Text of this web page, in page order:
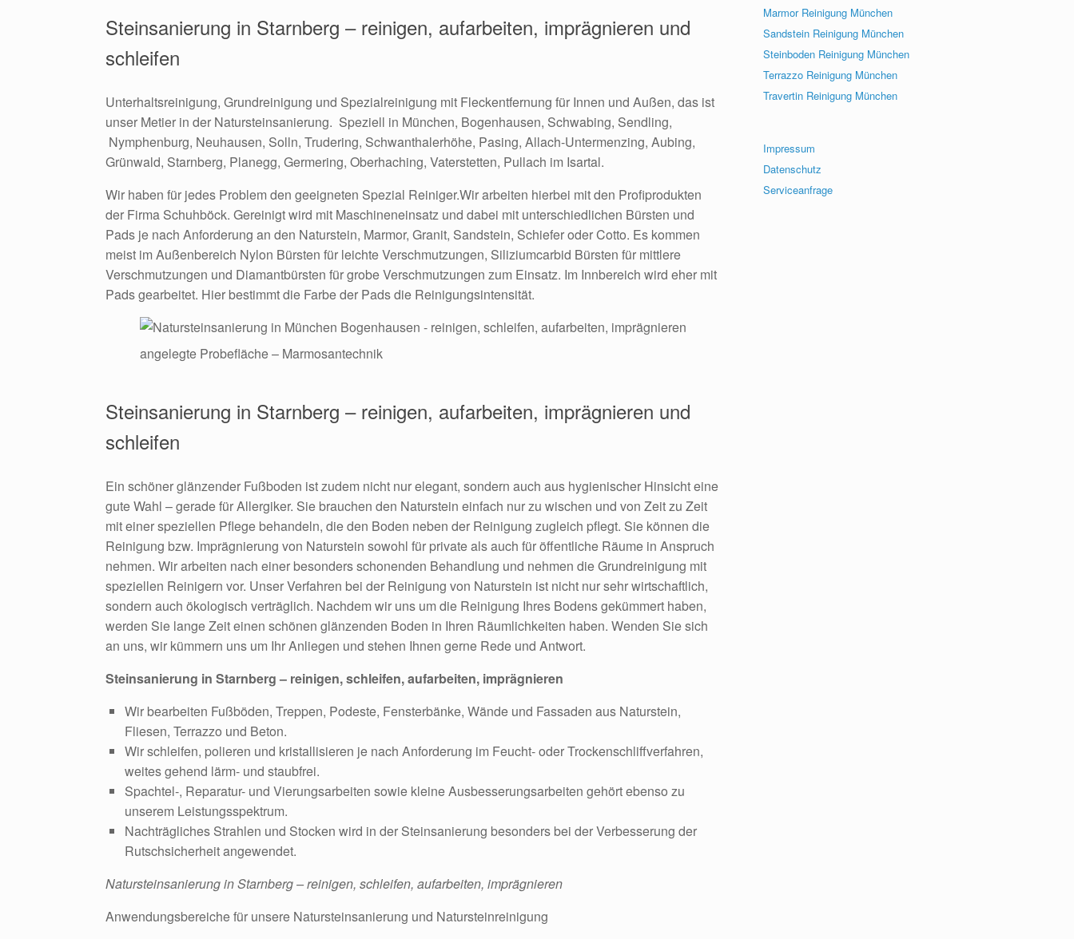
Steinsanierung in Starnberg – reinigen, aufarbeiten, imprägnieren und
schleifen
Unterhaltsreinigung, Grundreinigung und Spezialreinigung mit Fleckentfernung für Innen und Außen, das ist
unser Metier in der Natursteinsanierung. Speziell in München, Bogenhausen, Schwabing, Sendling,
Nymphenburg, Neuhausen, Solln, Trudering, Schwanthalerhöhe, Pasing, Allach-Untermenzing, Aubing,
Grünwald, Starnberg, Planegg, Germering, Oberhaching, Vaterstetten, Pullach im Isartal.
Wir haben für jedes Problem den geeigneten Spezial Reiniger.Wir arbeiten hierbei mit den Profiprodukten
der Firma Schuhböck. Gereinigt wird mit Maschineneinsatz und dabei mit unterschiedlichen Bürsten und
Pads je nach Anforderung an den Naturstein, Marmor, Granit, Sandstein, Schiefer oder Cotto. Es kommen
meist im Außenbereich Nylon Bürsten für leichte Verschmutzungen, Siliziumcarbid Bürsten für mittlere
Verschmutzungen und Diamantbürsten für grobe Verschmutzungen zum Einsatz. Im Innbereich wird eher mit
Pads gearbeitet. Hier bestimmt die Farbe der Pads die Reinigungsintensität.
angelegte Probefläche – Marmosantechnik
Steinsanierung in Starnberg – reinigen, aufarbeiten, imprägnieren und
schleifen
Ein schöner glänzender Fußboden ist zudem nicht nur elegant, sondern auch aus hygienischer Hinsicht eine
gute Wahl – gerade für Allergiker. Sie brauchen den Naturstein einfach nur zu wischen und von Zeit zu Zeit
mit einer speziellen Pflege behandeln, die den Boden neben der Reinigung zugleich pflegt. Sie können die
Reinigung bzw. Imprägnierung von Naturstein sowohl für private als auch für öffentliche Räume in Anspruch
nehmen. Wir arbeiten nach einer besonders schonenden Behandlung und nehmen die Grundreinigung mit
speziellen Reinigern vor. Unser Verfahren bei der Reinigung von Naturstein ist nicht nur sehr wirtschaftlich,
sondern auch ökologisch verträglich. Nachdem wir uns um die Reinigung Ihres Bodens gekümmert haben,
werden Sie lange Zeit einen schönen glänzenden Boden in Ihren Räumlichkeiten haben. Wenden Sie sich
an uns, wir kümmern uns um Ihr Anliegen und stehen Ihnen gerne Rede und Antwort.
Steinsanierung in Starnberg – reinigen, schleifen, aufarbeiten, imprägnieren
Wir bearbeiten Fußböden, Treppen, Podeste, Fensterbänke, Wände und Fassaden aus Naturstein,
Fliesen, Terrazzo und Beton.
Wir schleifen, polieren und kristallisieren je nach Anforderung im Feucht- oder Trockenschliffverfahren,
weites gehend lärm- und staubfrei.
Spachtel-, Reparatur- und Vierungsarbeiten sowie kleine Ausbesserungsarbeiten gehört ebenso zu
unserem Leistungsspektrum.
Nachträgliches Strahlen und Stocken wird in der Steinsanierung besonders bei der Verbesserung der
Rutschsicherheit angewendet.
Natursteinsanierung in Starnberg – reinigen, schleifen, aufarbeiten, imprägnieren
Anwendungsbereiche für unsere Natursteinsanierung und Natursteinreinigung
Marmor Reinigung München
Sandstein Reinigung München
Steinboden Reinigung München
Terrazzo Reinigung München
Travertin Reinigung München
Impressum
Datenschutz
Serviceanfrage